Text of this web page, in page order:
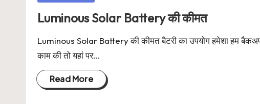
Luminous Solar Battery की कीमत
Luminous Solar Battery की कीमत बैटरी का उपयोग हमेशा हम
काम की तो यहां पर…
Read More